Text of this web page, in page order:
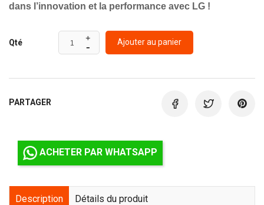
dans l’innovation et la performance avec LG !
Qté Ajouter au panier
PARTAGER
ACHETER PAR WHATSAPP
Description Détails du produit